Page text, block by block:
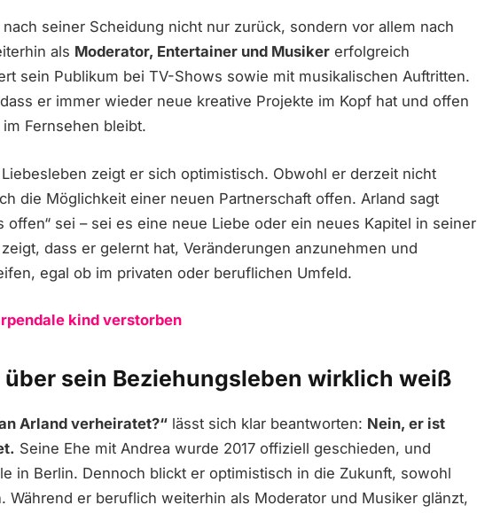
seiner Scheidung nicht nur zurück, sondern vor allem nach
als Moderator, Entertainer und Musiker erfolgreich
sein Publikum bei TV-Shows sowie mit musikalischen Auftritten.
er immer wieder neue kreative Projekte im Kopf hat und offen
Fernsehen bleibt.
zeigt er sich optimistisch. Obwohl er derzeit nicht
die Möglichkeit einer neuen Partnerschaft offen. Arland sagt
offen“ sei – sei es eine neue Liebe oder ein neues Kapitel in seiner
dass er gelernt hat, Veränderungen anzunehmen und
egal ob im privaten oder beruflichen Umfeld.
kind verstorben
über sein Beziehungsleben wirklich weiß
Arland verheiratet?“ lässt sich klar beantworten: Nein, er ist
Seine Ehe mit Andrea wurde 2017 offiziell geschieden, und
in Berlin. Dennoch blickt er optimistisch in die Zukunft, sowohl
Während er beruflich weiterhin als Moderator und Musiker glänzt,